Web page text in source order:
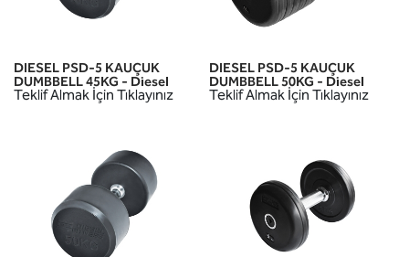
DIESEL PSD-5 KAUÇUK
DUMBBELL 45KG - Diesel
Teklif Almak İçin Tıklayınız
DIESEL PSD-5 KAUÇUK
DUMBBELL 50KG - Diesel
Teklif Almak İçin Tıklayınız